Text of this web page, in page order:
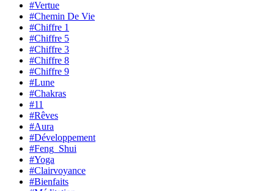
#Vertue
#Chemin De Vie
#Chiffre 1
#Chiffre 5
#Chiffre 3
#Chiffre 8
#Chiffre 9
#Lune
#Chakras
#11
#Rêves
#Aura
#Développement
#Feng_Shui
#Yoga
#Clairvoyance
#Bienfaits